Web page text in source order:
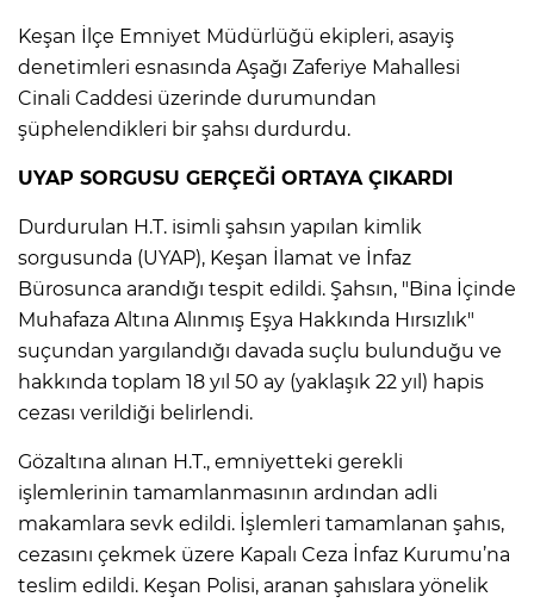
Keşan İlçe Emniyet Müdürlüğü ekipleri, asayiş
denetimleri esnasında Aşağı Zaferiye Mahallesi
Cinali Caddesi üzerinde durumundan
şüphelendikleri bir şahsı durdurdu.
UYAP SORGUSU GERÇEĞİ ORTAYA ÇIKARDI
Durdurulan H.T. isimli şahsın yapılan kimlik
sorgusunda (UYAP), Keşan İlamat ve İnfaz
Bürosunca arandığı tespit edildi. Şahsın, "Bina İçinde
Muhafaza Altına Alınmış Eşya Hakkında Hırsızlık"
suçundan yargılandığı davada suçlu bulunduğu ve
hakkında toplam 18 yıl 50 ay (yaklaşık 22 yıl) hapis
cezası verildiği belirlendi.
Gözaltına alınan H.T., emniyetteki gerekli
işlemlerinin tamamlanmasının ardından adli
makamlara sevk edildi. İşlemleri tamamlanan şahıs,
cezasını çekmek üzere Kapalı Ceza İnfaz Kurumu’na
teslim edildi. Keşan Polisi, aranan şahıslara yönelik